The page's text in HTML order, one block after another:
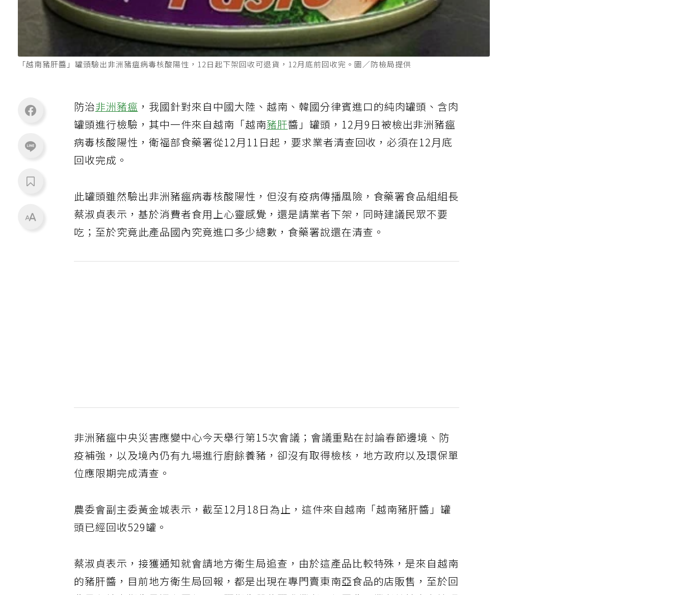
「越南豬肝醬」罐頭驗出非洲豬瘟病毒核酸陽性，12日起下架回收可退貨，12月底前回收完。圖／防檢局提供
防治非洲豬瘟 ，我國針對來自中國大陸、越南、韓國分律賓進口的純肉罐頭、含肉
罐頭進行檢驗，其中一件來自越南「越南豬肝醬」罐頭，12月9日被檢出非洲豬瘟
病毒核酸陽性，衛福部食藥署從12月11日起，要求業者清查回收，必須在12月底
回收完成。
此罐頭雖然驗出非洲豬瘟病毒核酸陽性，但沒有疫病傳播風險，食藥署食品組組長
蔡淑貞表示，基於消費者食用上心靈感覺，還是請業者下架，同時建議民眾不要
吃；至於究竟此產品國內究竟進口多少總數，食藥署說還在清查。
非洲豬瘟中央災害應變中心今天舉行第15次會議；會議重點在討論春節邊境、防
疫補強，以及境內仍有九場進行廚餘養豬，卻沒有取得檢核，地方政府以及環保單
位應限期完成清查。
農委會副主委黃金城表示，截至12月18日為止，這件來自越南「越南豬肝醬」罐
頭已經回收529罐。
蔡淑貞表示，接獲通知就會請地方衛生局追查，由於這產品比較特殊，是來自越南
的豬肝醬，目前地方衛生局回報，都是出現在專門賣東南亞食品的店販售，至於回